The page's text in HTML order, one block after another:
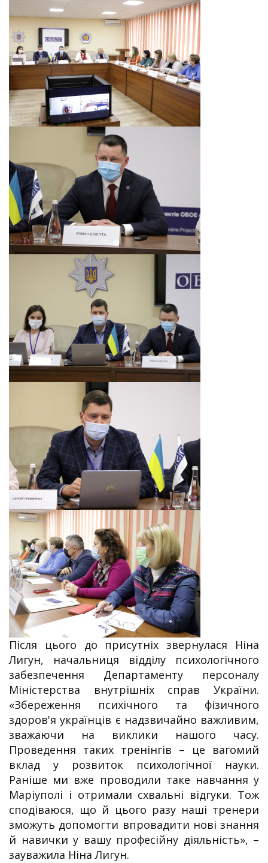
Після цього до присутніх звернулася Ніна
Лигун, начальниця відділу психологічного
забезпечення Департаменту персоналу
Міністерства внутрішніх справ України.
«Збереження психічного та фізичного
здоров'я українців є надзвичайно важливим,
зважаючи на виклики нашого часу.
Проведення таких тренінгів – це вагомий
вклад у розвиток психологічної науки.
Раніше ми вже проводили таке навчання у
Маріуполі і отримали схвальні відгуки. Тож
сподіваюся, що й цього разу наші тренери
зможуть допомогти впровадити нові знання
й навички у вашу професійну діяльність», –
зауважила Ніна Лигун.